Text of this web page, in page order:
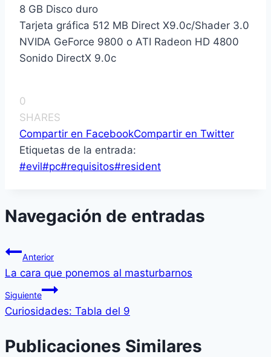
8 GB Disco duro
Tarjeta gráfica 512 MB Direct X9.0c/Shader 3.0
NVIDA GeForce 9800 o ATI Radeon HD 4800
Sonido DirectX 9.0c
0
SHARES
Compartir en FacebookCompartir en Twitter
Etiquetas de la entrada:
#evil#pc#requisitos#resident
Navegación de entradas
Anterior
La cara que ponemos al masturbarnos
Siguiente
Curiosidades: Tabla del 9
Publicaciones Similares